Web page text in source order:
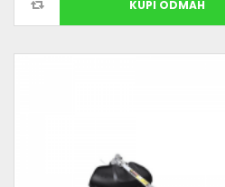
KUPI ODMAH